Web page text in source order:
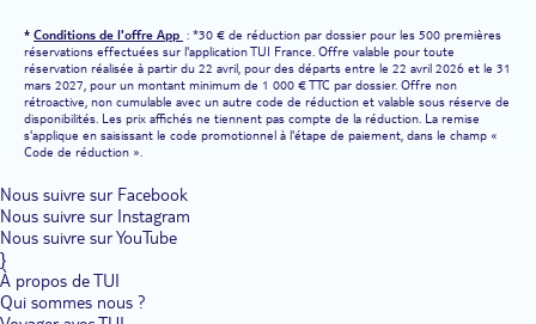
* Conditions de l'offre App : *30 € de réduction par dossier pour les 500 premières
réservations effectuées sur l'application TUI France. Offre valable pour toute
réservation réalisée à partir du 22 avril, pour des départs entre le 22 avril 2026 et le 31
mars 2027, pour un montant minimum de 1 000 € TTC par dossier. Offre non
rétroactive, non cumulable avec un autre code de réduction et valable sous réserve de
disponibilités. Les prix affichés ne tiennent pas compte de la réduction. La remise
s'applique en saisissant le code promotionnel à l'étape de paiement, dans le champ «
Code de réduction ».
Nous suivre sur Facebook
Nous suivre sur Instagram
Nous suivre sur YouTube
}
À propos de TUI
Qui sommes nous ?